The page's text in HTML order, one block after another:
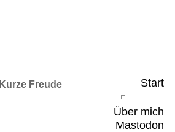
Start
Über mich
Mastodon
Kurze Freude